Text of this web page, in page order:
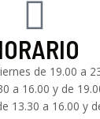
de 19.00 a
a 16.00 y de
13.30 a 16.00 y